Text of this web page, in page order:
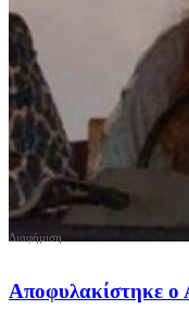
Αποφυλακίστηκε ο